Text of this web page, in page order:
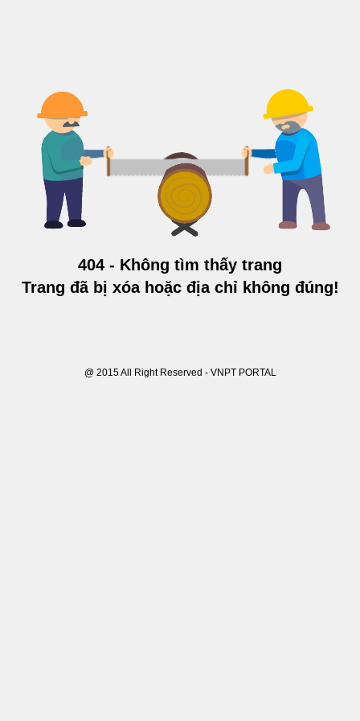
404 - Không tìm thấy trang
Trang đã bị xóa hoặc địa chỉ không đúng!
@ 2015 All Right Reserved - VNPT PORTAL